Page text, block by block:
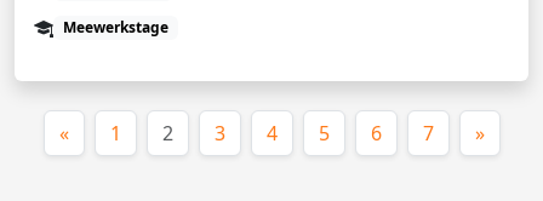
Meewerkstage
« 1 2(huidige)
3 4 5 6 7 »